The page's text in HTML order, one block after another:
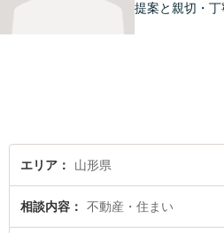
提案と親切・丁
伝いをいたしま
エリア 山形県
相談内容 不動産・住まい